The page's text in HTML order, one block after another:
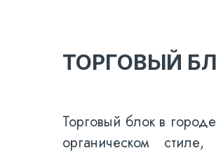
ТОРГОВЫЙ
Торговый блок в
органическом